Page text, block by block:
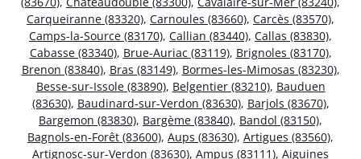
Carqueiranne (83320), Carnoules (83660), Carcès (83570),
Camps-la-Source (83170), Callian (83440), Callas (83830),
Cabasse (83340), Brue-Auriac (83119), Brignoles (83170),
Brenon (83840), Bras (83149), Bormes-les-Mimosas (83230),
Besse-sur-Issole (83890), Belgentier (83210), Bauduen
(83630), Baudinard-sur-Verdon (83630), Barjols (83670),
Bargemon (83830), Bargème (83840), Bandol (83150),
Bagnols-en-Forêt (83600), Aups (83630), Artigues (83560),
Artignosc-sur-Verdon (83630), Ampus (83111), Aiguines